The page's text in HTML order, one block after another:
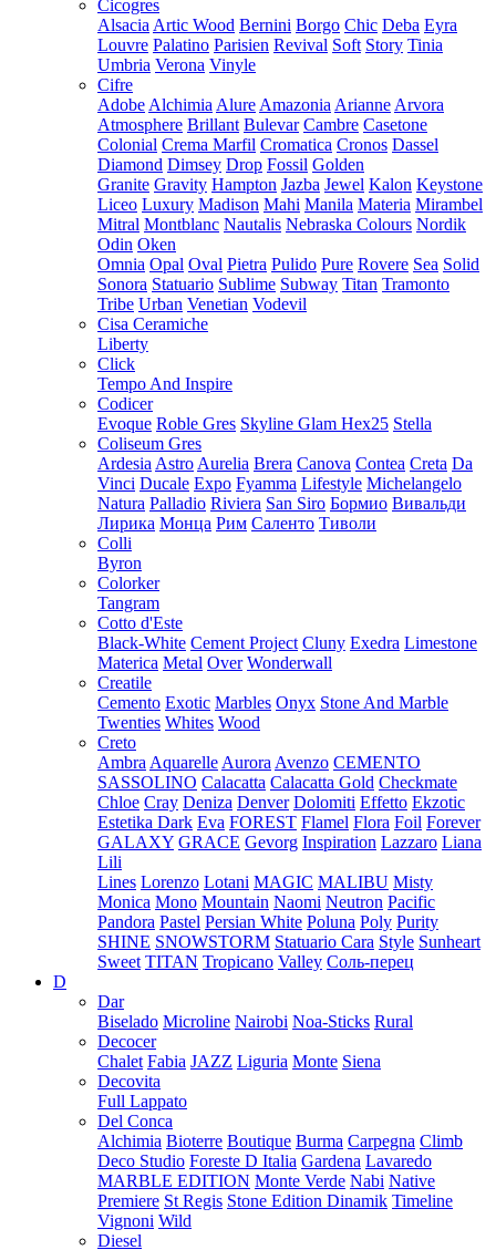
Cicogres
Alsacia Artic Wood Bernini Borgo Chic Deba Eyra
Louvre Palatino Parisien Revival Soft Story Tinia
Umbria Verona Vinyle
Cifre
Adobe Alchimia Alure Amazonia Arianne Arvora
Atmosphere Brillant Bulevar Cambre Casetone
Colonial Crema Marfil Cromatica Cronos Dassel
Diamond Dimsey Drop Fossil Golden
Granite Gravity Hampton Jazba Jewel Kalon Keystone
Liceo Luxury Madison Mahi Manila Materia Mirambel
Mitral Montblanc Nautalis Nebraska Colours Nordik
Odin Oken
Omnia Opal Oval Pietra Pulido Pure Rovere Sea Solid
Sonora Statuario Sublime Subway Titan Tramonto
Tribe Urban Venetian Vodevil
Cisa Ceramiche
Liberty
Click
Tempo And Inspire
Codicer
Evoque Roble Gres Skyline Glam Hex25 Stella
Coliseum Gres
Ardesia Astro Aurelia Brera Canova Contea Creta Da
Vinci Ducale Expo Fyamma Lifestyle Michelangelo
Natura Palladio Riviera San Siro Бормио Вивальди
Лирика Монца Рим Саленто Тиволи
Colli
Byron
Colorker
Tangram
Cotto d'Este
Black-White Cement Project Cluny Exedra Limestone
Materica Metal Over Wonderwall
Creatile
Cemento Exotic Marbles Onyx Stone And Marble
Twenties Whites Wood
Creto
Ambra Aquarelle Aurora Avenzo CEMENTO
SASSOLINO Calacatta Calacatta Gold Checkmate
Chloe Cray Deniza Denver Dolomiti Effetto Ekzotic
Estetika Dark Eva FOREST Flamel Flora Foil Forever
GALAXY GRACE Gevorg Inspiration Lazzaro Liana
Lili
Lines Lorenzo Lotani MAGIC MALIBU Misty
Monica Mono Mountain Naomi Neutron Pacific
Pandora Pastel Persian White Poluna Poly Purity
SHINE SNOWSTORM Statuario Cara Style Sunheart
Sweet TITAN Tropicano Valley Соль-перец
D
Dar
Biselado Microline Nairobi Noa-Sticks Rural
Decocer
Chalet Fabia JAZZ Liguria Monte Siena
Decovita
Full Lappato
Del Conca
Alchimia Bioterre Boutique Burma Carpegna Climb
Deco Studio Foreste D Italia Gardena Lavaredo
MARBLE EDITION Monte Verde Nabi Native
Premiere St Regis Stone Edition Dinamik Timeline
Vignoni Wild
Diesel